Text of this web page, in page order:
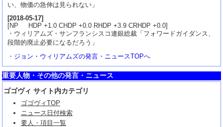
い、物価の急伸は見られない」
[2018-05-17]
[NP HDP +1.0 CHDP +0.0 RHDP +3.9 CRHDP +0.0]
・ウィリアムズ・サンフランシスコ連銀総裁「フォワードガイダンス、
段階的廃止必要になるだろう」
・ ジョン・ウィリアムズの発言・ニュースTOPへ
重要人物・その他の発言・ニュース
ゴゴヴィ サイト内カテゴリ
ゴゴヴィTOP
ニュース日付検索
要人・項目一覧